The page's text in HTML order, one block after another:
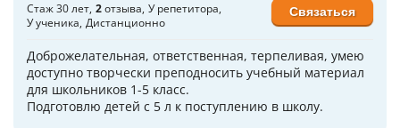
Стаж 30 лет 2отзыва У репетитора
У ученика Дистанционно
Доброжелательная, ответственная, терпеливая, умею
доступно творчески преподносить учебный материал
для школьников 1-5 класс.
Подготовлю детей с 5 л к поступлению в школу.
Связаться